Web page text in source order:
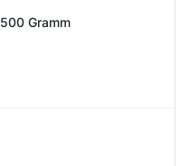
500 Gramm